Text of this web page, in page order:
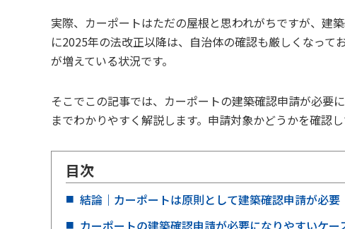
実際、カーポートはただの屋根と思われがちですが、建
に2025年の法改正以降は、自治体の確認も厳しくなって
が増えている状況です。
そこでこの記事では、カーポートの建築確認申請が必要
までわかりやすく解説します。申請対象かどうかを確認し
目次
結論｜カーポートは原則として建築確認申請が必要
カーポートの建築確認申請が必要になりやすいケー